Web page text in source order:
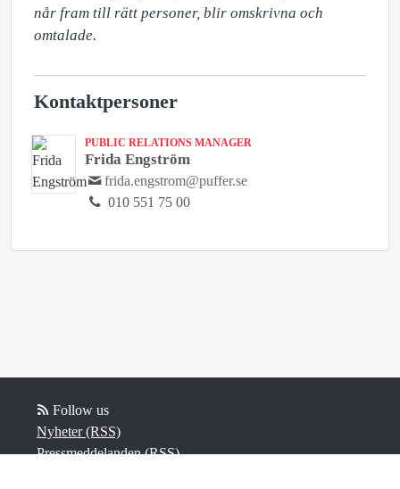
når fram till rätt personer, blir omskrivna och
omtalade.
Kontaktpersoner
PUBLIC RELATIONS MANAGER
Frida Engström
frida.engstrom@puffer.se
010 551 75 00
Follow us
Nyheter (RSS)
Pressmeddelanden (RSS)